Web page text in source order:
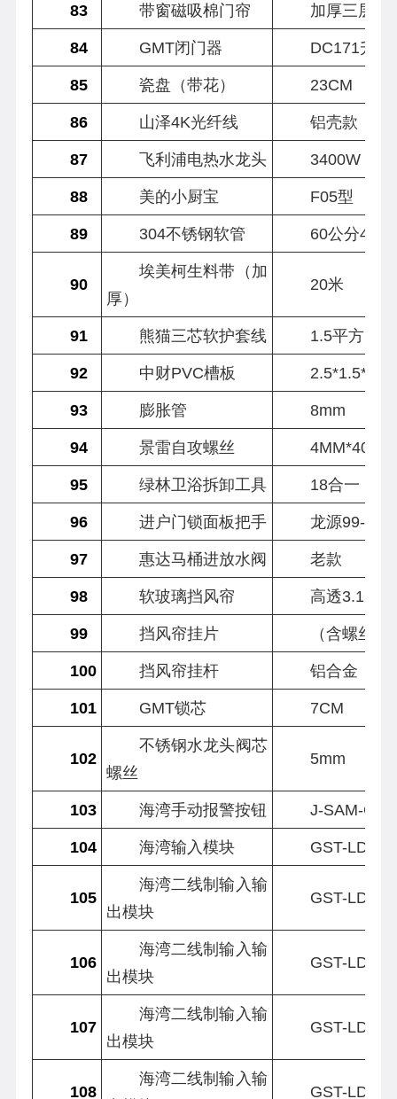
83
带窗磁吸棉门帘
加厚三层棉
84
GMT闭门器
DC171升级
85
瓷盘（带花）
23CM
86
山泽4K光纤线
铝壳款
87
飞利浦电热水龙头
3400W
88
美的小厨宝
F05型
89
304不锈钢软管 60公分45分
90
埃美柯生料带（加
厚）
20米
91 熊猫三芯软护套线
1.5平方
92
中财PVC槽板
93
膨胀管
8mm
94
景雷自攻螺丝
4MM*40MM
95
绿林卫浴拆卸工具
18合一
96
进户门锁面板把手
龙源99-01
97
惠达马桶进放水阀
老款
98
软玻璃挡风帘
高透3.1
99
挡风帘挂片
（含螺丝）
100
挡风帘挂杆
铝合金
101
GMT锁芯 7CM
102
不锈钢水龙头阀芯
螺丝
5mm
103 海湾手动报警按钮
J-SAM-
104
海湾输入模块 GST-LD-
105
海湾二线制输入输
出模块
GST-LD-
106
海湾二线制输入输
出模块
GST-LD-
107
海湾二线制输入输
出模块
GST-LD-
108
海湾二线制输入输
GST-LD-